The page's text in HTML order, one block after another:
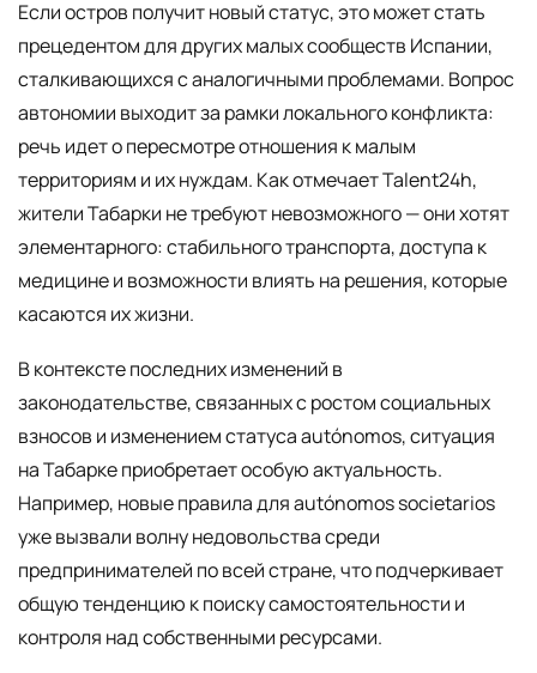
Если остров получит новый статус, это может стать
прецедентом для других малых сообществ Испании,
сталкивающихся с аналогичными проблемами. Вопрос
автономии выходит за рамки локального конфликта:
речь идет о пересмотре отношения к малым
территориям и их нуждам. Как отмечает Talent24h,
жители Табарки не требуют невозможного — они хотят
элементарного: стабильного транспорта, доступа к
медицине и возможности влиять на решения, которые
касаются их жизни.
В контексте последних изменений в
законодательстве, связанных с ростом социальных
взносов и изменением статуса autónomos, ситуация
на Табарке приобретает особую актуальность.
Например, новые правила для autónomos societarios
уже вызвали волну недовольства среди
предпринимателей по всей стране, что подчеркивает
общую тенденцию к поиску самостоятельности и
контроля над собственными ресурсами.